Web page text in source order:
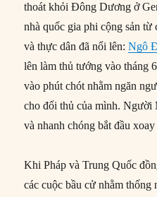
thoát khỏi Đông Dương ở
nhà quốc gia phi cộng sản từ
và thực dân đã nổi lên:Ngô
lên làm thủ tướng vào tháng
vào phút chót nhằm ngăn
cho đối thủ của mình.
và nhanh chóng bắt đầu
Khi Pháp và Trung Quốc
các cuộc bầu cử nhằm